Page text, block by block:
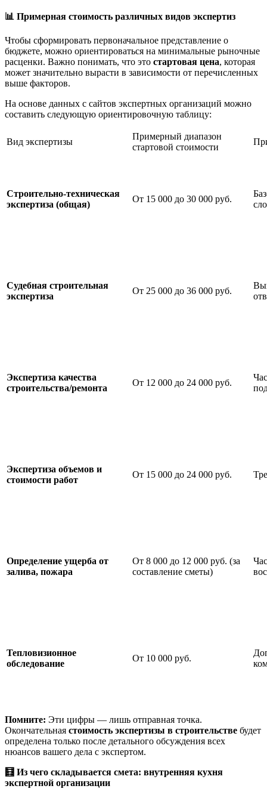
📊 Примерная стоимость различных видов экспертиз
Чтобы сформировать первоначальное представление о
бюджете, можно ориентироваться на минимальные рыночные
расценки. Важно понимать, что это стартовая цена, которая
может значительно вырасти в зависимости от перечисленных
выше факторов.
На основе данных с сайтов экспертных организаций можно
составить следующую ориентировочную таблицу:
Вид экспертизы
Примерный диапазон
стартовой стоимости
Строительно-техническая
экспертиза (общая)
От 15 000 до 30 000 руб.
Судебная строительная
экспертиза
От 25 000 до 36 000 руб.
Экспертиза качества
строительства/ремонта
От 12 000 до 24 000 руб.
Экспертиза объемов и
стоимости работ
От 15 000 до 24 000 руб.
Определение ущерба от
залива, пожара
От 8 000 до 12 000 руб. (за
составление сметы)
Тепловизионное
обследование
От 10 000 руб.
Помните: Эти цифры — лишь отправная точка.
Окончательная стоимость экспертизы в строительстве будет
определена только после детального обсуждения всех
нюансов вашего дела с экспертом.
🧮 Из чего складывается смета: внутренняя кухня
экспертной организации